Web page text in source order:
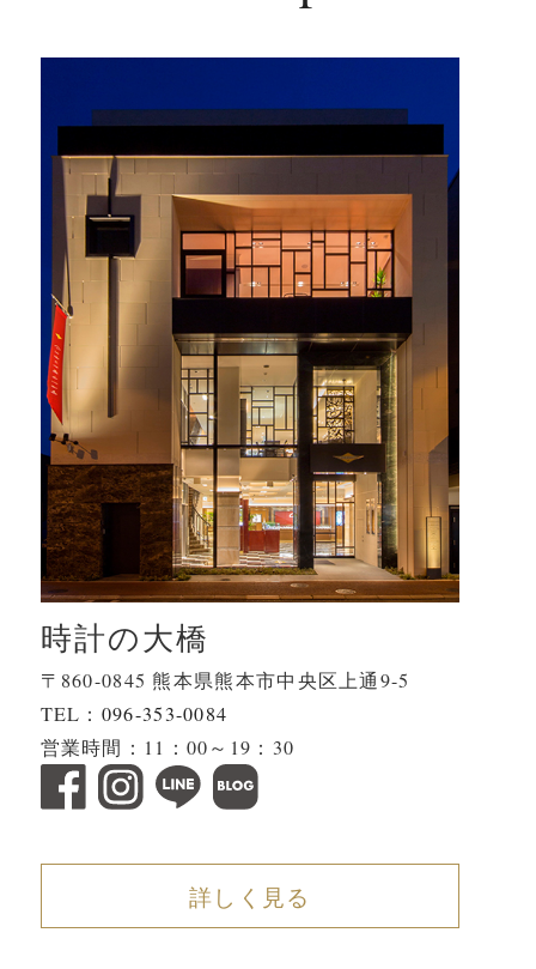
時計の大橋
〒860-0845 熊本県熊本市中央区上通9-5
TEL： 096-353-0084
営業時間：11：00～19：30
詳しく見る